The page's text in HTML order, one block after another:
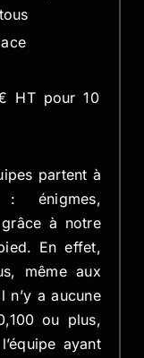
HT pour 10
partent à
: énigmes,
à notre
En effet,
même aux
n’y a aucune
ou plus,
ayant